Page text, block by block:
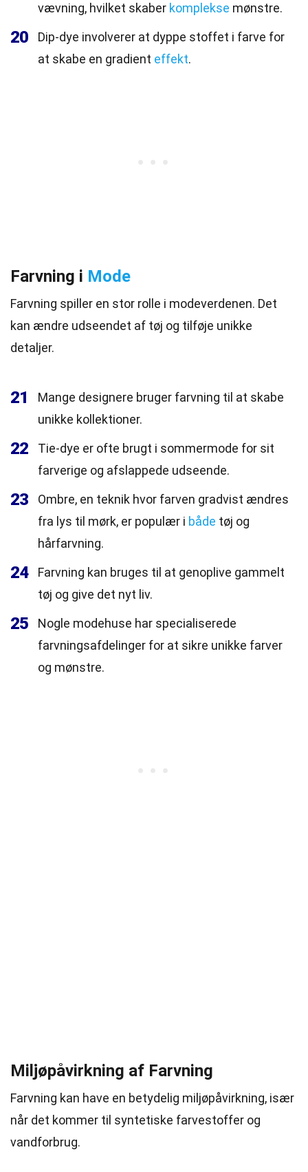
vævning, hvilket skaber komplekse mønstre.
20
Dip-dye involverer at dyppe stoffet i farve for
at skabe en gradient effekt.
Farvning i Mode
Farvning spiller en stor rolle i modeverdenen. Det
kan ændre udseendet af tøj og tilføje unikke
detaljer.
21
Mange designere bruger farvning til at skabe
unikke kollektioner.
22
Tie-dye er ofte brugt i sommermode for sit
farverige og afslappede udseende.
23
Ombre, en teknik hvor farven gradvist ændres
fra lys til mørk, er populær i både tøj og
hårfarvning.
24
Farvning kan bruges til at genoplive gammelt
tøj og give det nyt liv.
25
Nogle modehuse har specialiserede
farvningsafdelinger for at sikre unikke farver
og mønstre.
Miljøpåvirkning af Farvning
Farvning kan have en betydelig miljøpåvirkning, især
når det kommer til syntetiske farvestoffer og
vandforbrug.